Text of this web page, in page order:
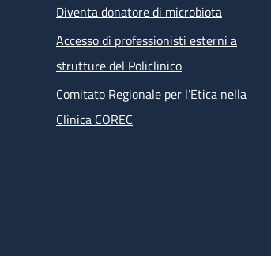
Diventa donatore di microbiota
Accesso di professionisti esterni a
strutture del Policlinico
Comitato Regionale per l’Etica nella
Clinica COREC